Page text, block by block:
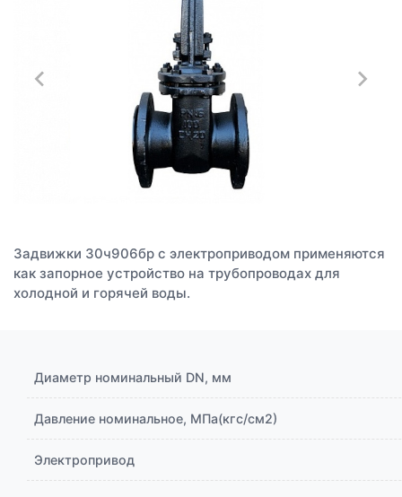
Задвижки 30ч906бр с электроприводом применяются
как запорное устройство на трубопроводах для
холодной и горячей воды.
Диаметр номинальный DN, мм
Давление номинальное, МПа(кгс/см2)
Электропривод